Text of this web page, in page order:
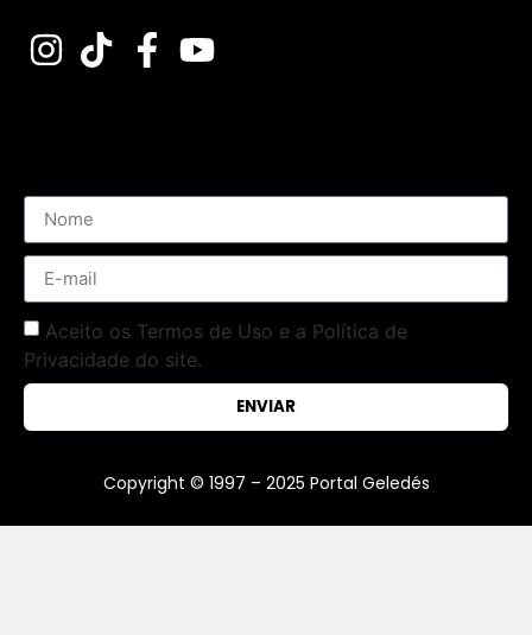
Aceito os Termos de Uso e a Política de
Privacidade do site.
ENVIAR
Copyright © 1997 – 2025 Portal Geledés